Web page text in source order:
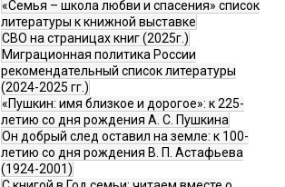
«Семья – школа любви и спасения» список
литературы к книжной выставке
СВО на страницах книг (2025г.)
Миграционная политика России
рекомендательный список литературы
(2024-2025 гг.)
«Пушкин: имя близкое и дорогое»: к 225-
летию со дня рождения А. С. Пушкина
Он добрый след оставил на земле: к 100-
летию со дня рождения В. П. Астафьева
(1924-2001)